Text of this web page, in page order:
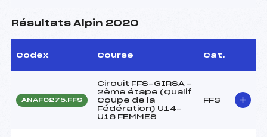
Résultats Alpin 2020
Codex Course Cat.
ANAF0275.FFS
Circuit FFS-GIRSA –
2ème étape (Qualif
Coupe de la
Fédération) U14-
U16 FEMMES
FFS